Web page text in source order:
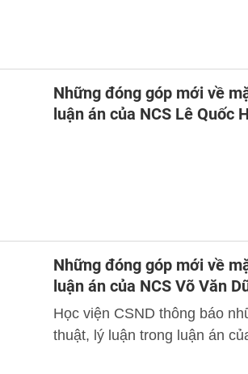
Những đóng góp mới về
luận án của NCS Lê Quốc
Những đóng góp mới về
luận án của NCS Võ Văn
Học viện CSND thông báo
thuật, lý luận trong luận án